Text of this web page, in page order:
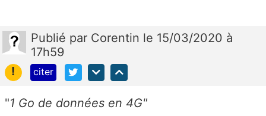
Publié par Corentin le 15/03/2020 à
17h59
!
citer
"1 Go de données en 4G"